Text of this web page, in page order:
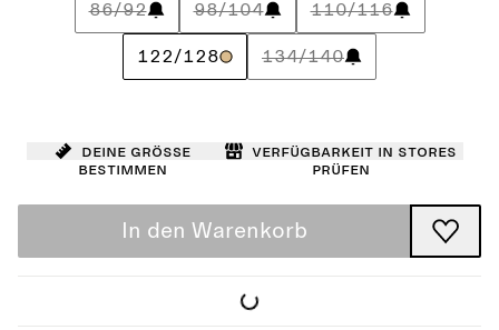
86/92 98/104 110/116
122/128 134/140
Deine Größe
bestimmen
Verfügbarkeit in Stores
prüfen
In den Warenkorb